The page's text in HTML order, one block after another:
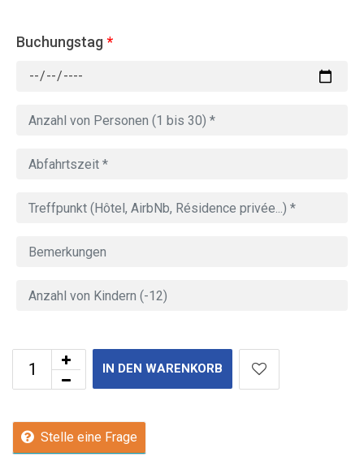
Buchungstag*
IN DEN WARENKORB
Stelle eine Frage